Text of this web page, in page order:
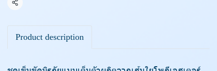
Share
Product description